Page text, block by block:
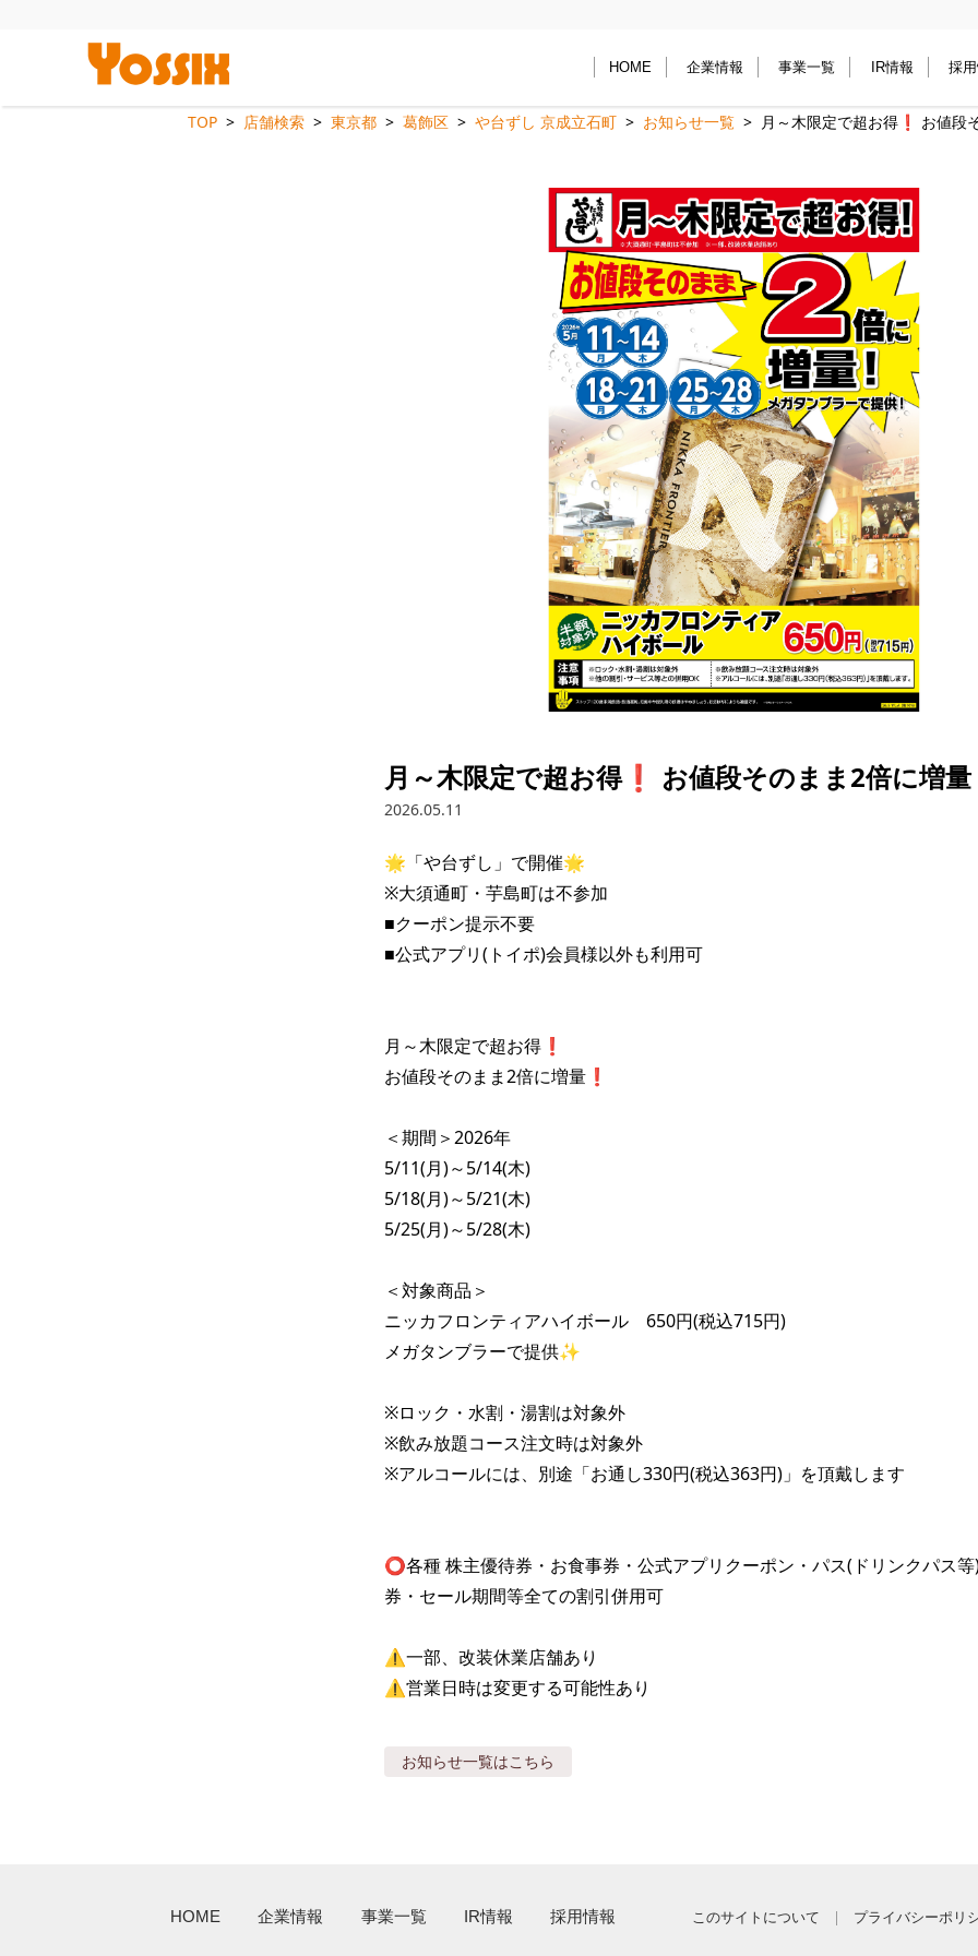
HOME 企業情報 事業一覧 IR情報 採
TOP 店舗検索 東京都 葛飾区 や台ずし 京成立石町 お知らせ一覧 月～木限定で超お得❗️ お値段
月～木限定で超お得❗️ お値段そのまま2倍に増
2026.05.11
🌟「や台ずし」で開催🌟
※大須通町・芋島町は不参加
■クーポン提示不要
■公式アプリ(トイポ)会員様以外も利用可
月～木限定で超お得❗️
お値段そのまま2倍に増量❗️
＜期間＞2026年
5/11(月)～5/14(木)
5/18(月)～5/21(木)
5/25(月)～5/28(木)
＜対象商品＞
ニッカフロンティアハイボール　650円(税込715円)
メガタンブラーで提供✨
※ロック・水割・湯割は対象外
※飲み放題コース注文時は対象外
※アルコールには、別途「お通し330円(税込363円)」を頂戴します
⭕️各種 株主優待券・お食事券・公式アプリクーポン・パス(ドリンクパス
券・セール期間等全ての割引併用可
⚠️一部、改装休業店舗あり
⚠️営業日時は変更する可能性あり
お知らせ一覧はこちら
HOME 企業情報 事業一覧 IR情報 採用情報 このサイトについて プライバシーポリ